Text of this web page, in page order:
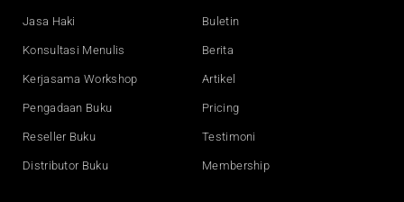
Jasa Haki
Konsultasi Menulis
Kerjasama Workshop
Pengadaan Buku
Reseller Buku
Distributor Buku
Buletin
Berita
Artikel
Pricing
Testimoni
Membership